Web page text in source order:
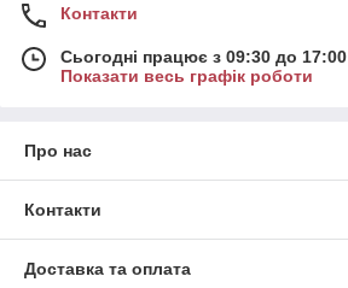
Контакти
Сьогодні працює з 09:30 до 17:00
Показати весь графік роботи
Про нас
Контакти
Доставка та оплата